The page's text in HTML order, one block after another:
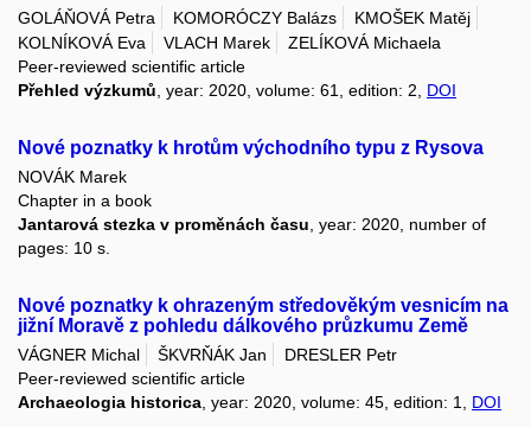
GOLÁŇOVÁ Petra KOMORÓCZY Balázs
KMOŠEK Matěj
KOLNÍKOVÁ Eva
VLACH Marek
ZELÍKOVÁ Michaela
Peer-reviewed scientific article
Přehled výzkumů , year: 2020, volume: 61, edition: 2, DOI
Nové poznatky k hrotům východního typu z Rysova
NOVÁK Marek
Chapter in a book
Jantarová stezka v proměnách času , year: 2020, number of
pages: 10 s.
Nové poznatky k ohrazeným středověkým vesnicím na
jižní Moravě z pohledu dálkového průzkumu Země
VÁGNER Michal ŠKVRŇÁK Jan
DRESLER Petr
Peer-reviewed scientific article
Archaeologia historica, year: 2020, volume: 45, edition: 1, DOI